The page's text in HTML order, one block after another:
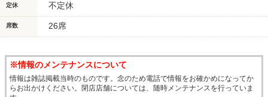
定休 不定休
席数 26席
※情報のメンテナンスについて
情報は雑誌掲載当時のものです。念のため電話で情報をお確かめになってか
らお出かけください。閉店店舗については、随時メンテナンスを行っていま